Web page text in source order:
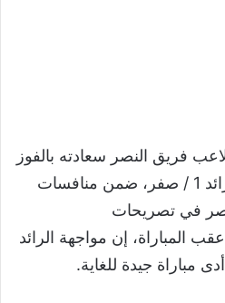
فريق النصر سعادته بالفوز
الذي حققه فريقه على الرائد 1 / صفر، ضمن منافسات
في تصريحات
المباراة، إن مواجهة الرائد
مباراة جيدة للغاية.